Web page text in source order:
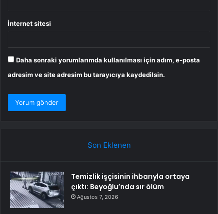
İnternet sitesi
Daha sonraki yorumlarımda kullanılması için adım, e-posta
adresim ve site adresim bu tarayıcıya kaydedilsin.
Son Eklenen
Temizlik işçisinin ihbarıyla ortaya
çıktı: Beyoğlu’nda sır ölüm
Ağustos 7, 2026